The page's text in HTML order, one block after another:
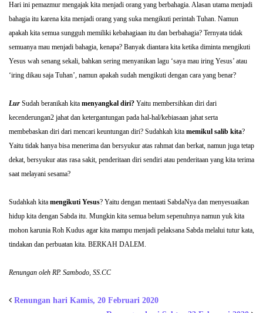
Hari ini pemazmur mengajak kita menjadi orang yang berbahagia. Alasan utama menjadi
bahagia itu karena kita menjadi orang yang suka mengikuti perintah Tuhan. Namun
apakah kita semua sungguh memiliki kebahagiaan itu dan berbahagia? Ternyata tidak
semuanya mau menjadi bahagia, kenapa? Banyak diantara kita ketika diminta mengikuti
Yesus wah senang sekali, bahkan sering menyanikan lagu ‘saya mau iring Yesus’ atau
‘iring dikau saja Tuhan’, namun apakah sudah mengikuti dengan cara yang benar?
Lur Sudah beranikah kita menyangkal diri? Yaitu membersihkan diri dari
kecenderungan2 jahat dan ketergantungan pada hal-hal/kebiasaan jahat serta
membebaskan diri dari mencari keuntungan diri? Sudahkah kita memikul salib kita?
Yaitu tidak hanya bisa menerima dan bersyukur atas rahmat dan berkat, namun juga tetap
dekat, bersyukur atas rasa sakit, penderitaan diri sendiri atau penderitaan yang kita terima
saat melayani sesama?
Sudahkah kita mengikuti Yesus? Yaitu dengan mentaati SabdaNya dan menyesuaikan
hidup kita dengan Sabda itu. Mungkin kita semua belum sepenuhnya namun yuk kita
mohon karunia Roh Kudus agar kita mampu menjadi pelaksana Sabda melalui tutur kata,
tindakan dan perbuatan kita. BERKAH DALEM.
Renungan oleh RP. Sambodo, SS.CC
Renungan hari Kamis, 20 Februari 2020